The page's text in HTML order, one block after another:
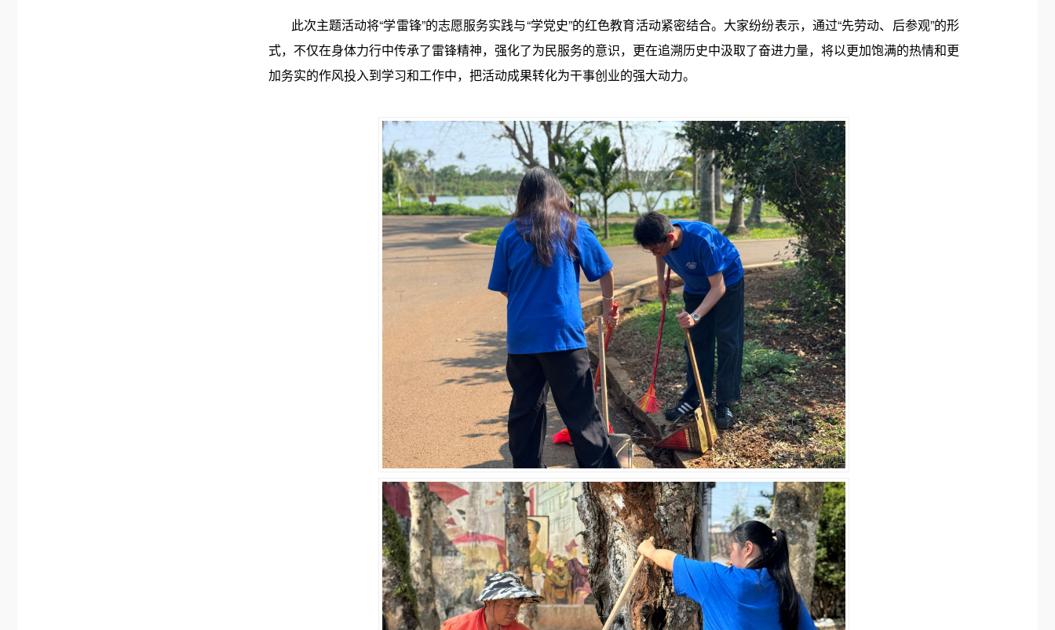
此次主题活动将“学雷锋”的志愿服务实践与“学党史”的红色教育活动紧密结合。大家纷纷表示，通过“先劳动、后参观”的形
式，不仅在身体力行中传承了雷锋精神，强化了为民服务的意识，更在追溯历史中汲取了奋进力量，将以更加饱满的热情和更
加务实的作风投入到学习和工作中，把活动成果转化为干事创业的强大动力。